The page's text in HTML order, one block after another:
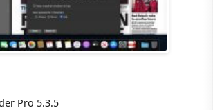
Pro 5.3.5